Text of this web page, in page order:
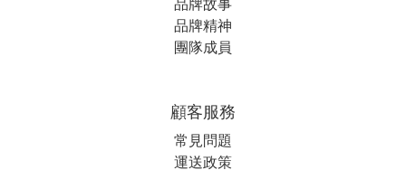
品牌精神
團隊成員
顧客服務
常見問題
運送政策